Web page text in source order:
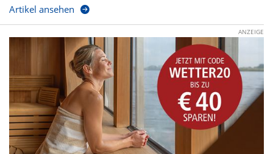
Artikel ansehen
ANZEIGE